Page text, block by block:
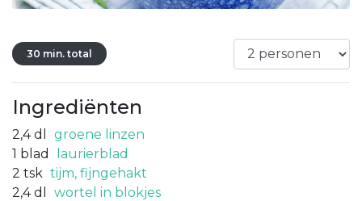
30 min. total
Ingrediënten
2,4 dl
groene linzen
1 blad
laurierblad
2 tsk tijm, fijngehakt
2,4 dl
wortel in blokjes